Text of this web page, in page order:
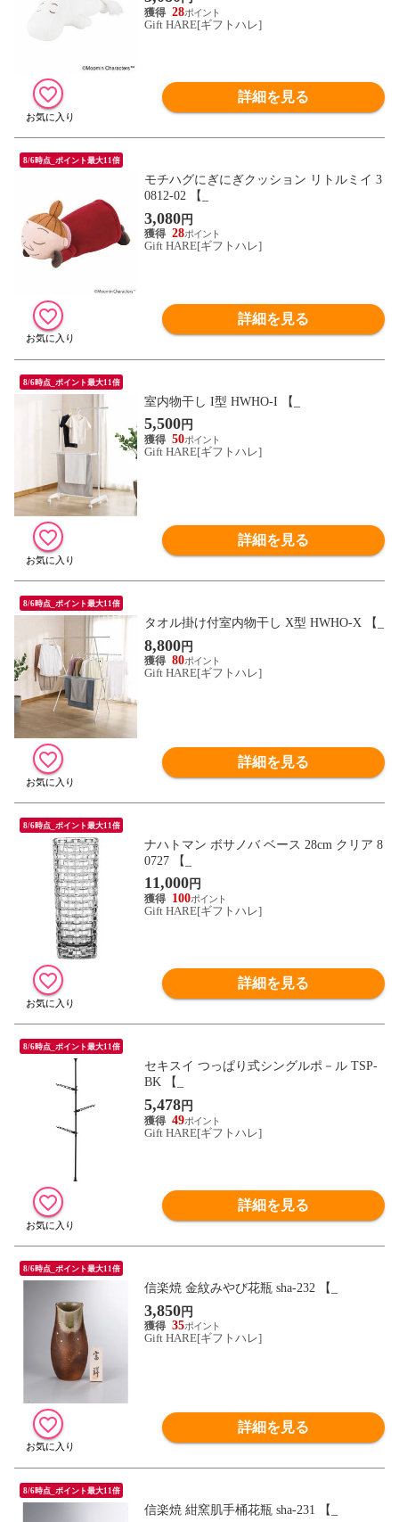
28
Gift HARE[ギフトハレ]
詳細を見る
8/6時点_ポイント最大11倍
モチハグにぎにぎクッション リトルミイ 3
0812-02 【_
3,080円
28
Gift HARE[ギフトハレ]
詳細を見る
8/6時点_ポイント最大11倍
室内物干し I型 HWHO-I 【_
5,500円
50
Gift HARE[ギフトハレ]
詳細を見る
8/6時点_ポイント最大11倍
タオル掛け付室内物干し X型 HWHO-X 【_
8,800円
80
Gift HARE[ギフトハレ]
詳細を見る
8/6時点_ポイント最大11倍
ナハトマン ボサノバ ベース 28cm クリア 8
0727 【_
11,000円
100
Gift HARE[ギフトハレ]
詳細を見る
8/6時点_ポイント最大11倍
セキスイ つっぱり式シングルポ－ル TSP-
BK 【_
5,478円
49
Gift HARE[ギフトハレ]
詳細を見る
8/6時点_ポイント最大11倍
信楽焼 金紋みやび花瓶 sha-232 【_
3,850円
35
Gift HARE[ギフトハレ]
詳細を見る
8/6時点_ポイント最大11倍
信楽焼 紺窯肌手桶花瓶 sha-231 【_